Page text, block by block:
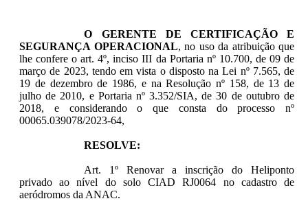
O GERENTE DE CERTIFICAÇÃO E
SEGURANÇA OPERACIONAL, no uso da atribuição que
lhe confere o art. 4º, inciso III da Portaria nº 10.700, de 09 de
março de 2023, tendo em vista o disposto na Lei nº 7.565, de
19 de dezembro de 1986, e na Resolução nº 158, de 13 de
julho de 2010, e Portaria nº 3.352/SIA, de 30 de outubro de
2018, e considerando o que consta do processo nº
00065.039078/2023-64,
RESOLVE:
Art. 1º Renovar a inscrição do Heliponto
privado ao nível do solo CIAD RJ0064 no cadastro de
aeródromos da ANAC.